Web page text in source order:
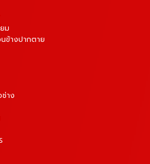
ม
ข้างปากตาย
าง